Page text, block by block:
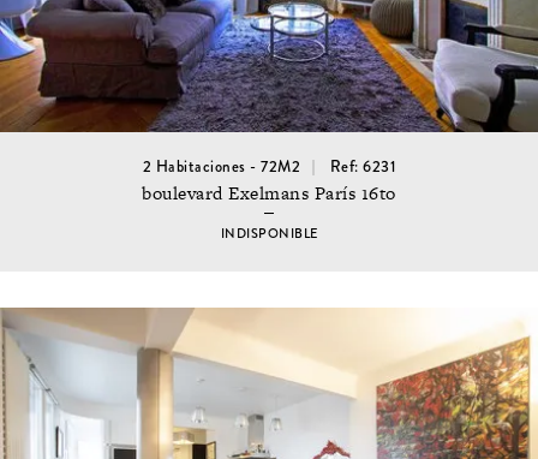
2 Habitaciones - 72M2 Ref: 6231
boulevard Exelmans París 16to
INDISPONIBLE